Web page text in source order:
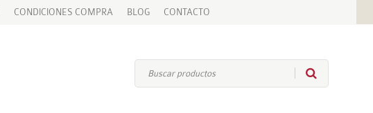
CONDICIONES COMPRA BLOG CONTACTO